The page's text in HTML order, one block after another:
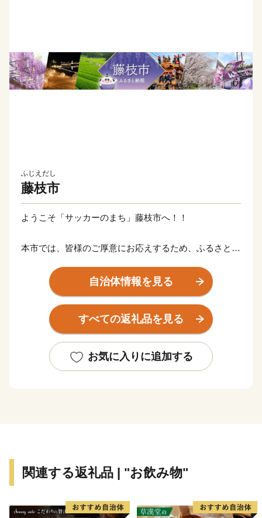
ふじえだし
藤枝市
ようこそ「サッカーのまち」藤枝市へ！！
本市では、皆様のご厚意にお応えするため、ふるさとの
いただいたご寄附は、サッカー元⽇本代表 中⼭雅史選
⼿、名波浩選⼿、⻑⾕部誠選⼿をはじめ、数々の名選⼿
を輩出した「サッカーのまちづくり」の推進などに有効
に活⽤させていただきます。
■□■……………………………………………………
……………………………………………………■□■
自治体情報を見る
すべての返礼品を見る
お気に入りに追加する
関連する返礼品 | "お飲み物"